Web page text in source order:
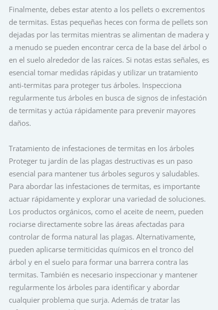
Finalmente, debes estar atento a los pellets o excrementos
de termitas. Estas pequeñas heces con forma de pellets son
dejadas por las termitas mientras se alimentan de madera y
a menudo se pueden encontrar cerca de la base del árbol o
en el suelo alrededor de las raíces. Si notas estas señales, es
esencial tomar medidas rápidas y utilizar un tratamiento
anti-termitas para proteger tus árboles. Inspecciona
regularmente tus árboles en busca de signos de infestación
de termitas y actúa rápidamente para prevenir mayores
daños.
Tratamiento de infestaciones de termitas en los árboles
Proteger tu jardín de las plagas destructivas es un paso
esencial para mantener tus árboles seguros y saludables.
Para abordar las infestaciones de termitas, es importante
actuar rápidamente y explorar una variedad de soluciones.
Los productos orgánicos, como el aceite de neem, pueden
rociarse directamente sobre las áreas afectadas para
controlar de forma natural las plagas. Alternativamente,
pueden aplicarse termiticidas químicos en el tronco del
árbol y en el suelo para formar una barrera contra las
termitas. También es necesario inspeccionar y mantener
regularmente los árboles para identificar y abordar
cualquier problema que surja. Además de tratar las